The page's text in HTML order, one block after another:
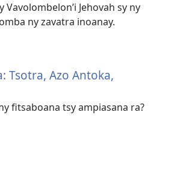
Jehovah sy ny
ny zavatra inoanay.
Tsotra, Azo Antoka,
fitsaboana tsy ampiasana ra?